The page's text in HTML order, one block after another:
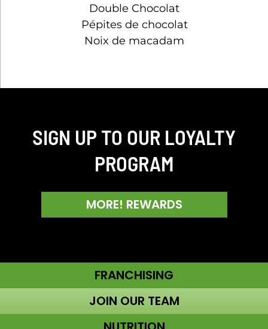
Double Chocolat
Pépites de chocolat
Noix de macadam
SIGN UP TO OUR LOYALTY
PROGRAM
MORE! REWARDS
FRANCHISING
JOIN OUR TEAM